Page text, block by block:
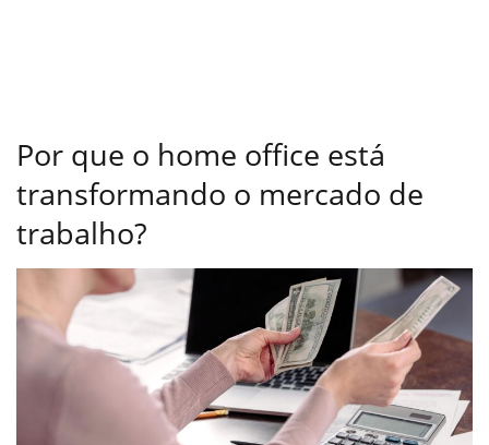
Por que o home office está
transformando o mercado de
trabalho?